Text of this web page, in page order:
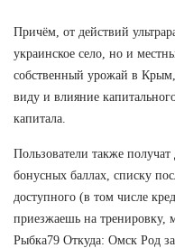
Причём, от действий
украинское село, но и
собственный урожай в
виду и влияние
капитала.
Пользователи также
бонусных баллах, списку
доступного (в том числе
приезжаешь на тренировку,
Рыбка79 Откуда: Омск Род